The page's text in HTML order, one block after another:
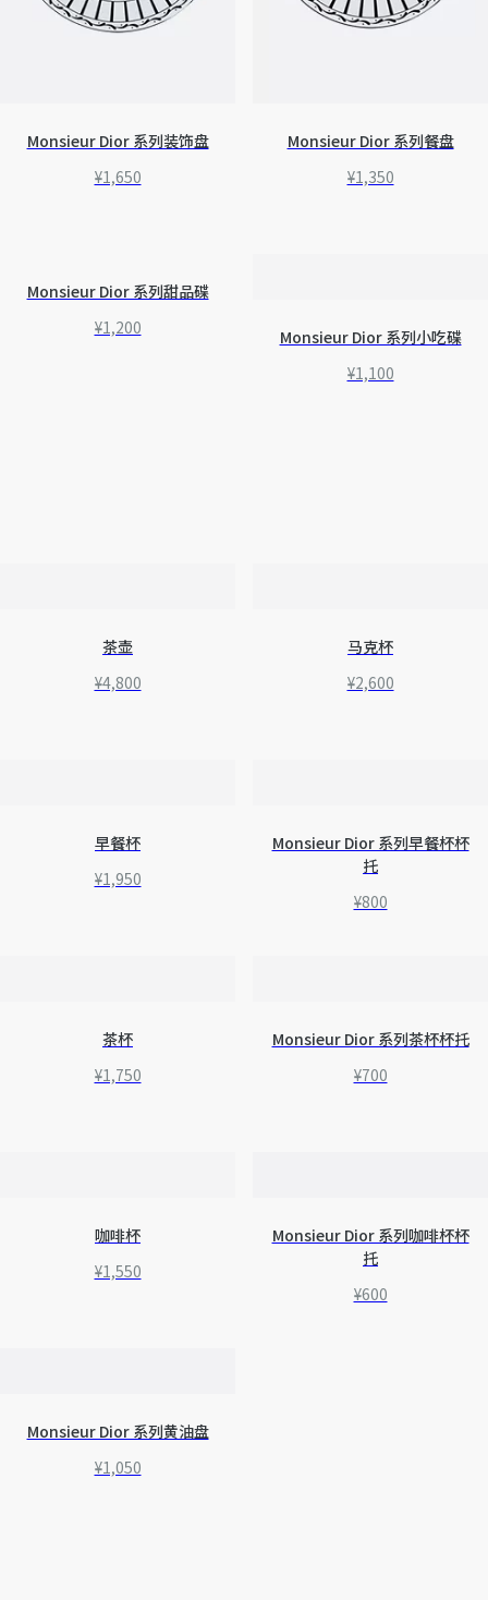
Monsieur Dior 系列装饰盘
¥1,650
Monsieur Dior 系列餐盘
¥1,350
Monsieur Dior 系列甜品碟
¥1,200
Monsieur Dior 系列小吃碟
¥1,100
茶壶
¥4,800
马克杯
¥2,600
早餐杯
¥1,950
Monsieur Dior 系列早餐杯杯
托
¥800
茶杯
¥1,750
Monsieur Dior 系列茶杯杯托
¥700
咖啡杯
¥1,550
Monsieur Dior 系列咖啡杯杯
托
¥600
Monsieur Dior 系列黄油盘
¥1,050